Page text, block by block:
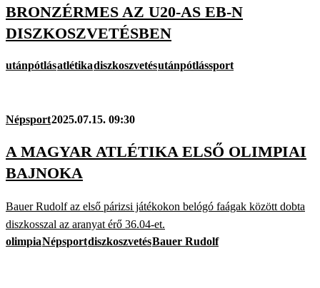
BRONZÉRMES AZ U20-AS EB-N
DISZKOSZVETÉSBEN
utánpótlásatlétikadiszkoszvetésutánpótlássport
Népsport2025.07.15. 09:30
A MAGYAR ATLÉTIKA ELSŐ OLIMPIAI
BAJNOKA
Bauer Rudolf az első párizsi játékokon belógó faágak között dobta
diszkosszal az aranyat érő 36.04-et.
olimpiaNépsportdiszkoszvetésBauer Rudolf